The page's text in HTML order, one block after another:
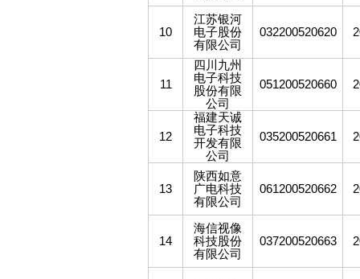
10
江苏银河
电子股份
有限公司
032200520620
11
四川九州
电子科技
股份有限
公司
051200520660
12
福建天诚
电子科技
开发有限
公司
035200520661
13
陕西如意
广电科技
有限公司
061200520662
14
海信视像
科技股份
有限公司
037200520663